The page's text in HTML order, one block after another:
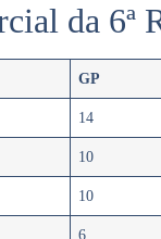
da 6ª
GP
14
10
10
6